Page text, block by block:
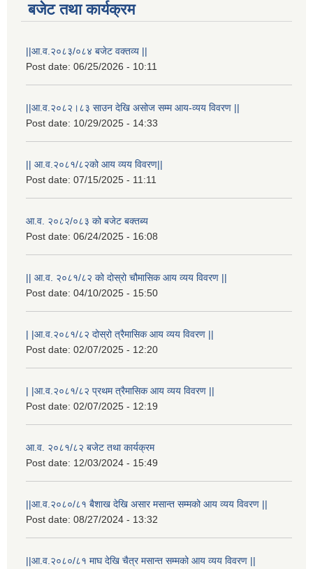
बजेट तथा कार्यक्रम
||आ.व.२०८३/०८४ बजेट वक्तव्य ||
Post date: 06/25/2026 - 10:11
||आ.व.२०८२।८३ साउन देखि असोज सम्म आय-व्यय विवरण ||
Post date: 10/29/2025 - 14:33
|| आ.व.२०८१/८२को आय व्यय विवरण||
Post date: 07/15/2025 - 11:11
आ.व. २०८२/०८३ को बजेट बक्तब्य
Post date: 06/24/2025 - 16:08
|| आ.व. २०८१/८२ को दोस्रो चौमासिक आय व्यय विवरण ||
Post date: 04/10/2025 - 15:50
| |आ.व.२०८१/८२ दोस्रो त्रैमासिक आय व्यय विवरण ||
Post date: 02/07/2025 - 12:20
| |आ.व.२०८१/८२ प्रथम त्रैमासिक आय व्यय विवरण ||
Post date: 02/07/2025 - 12:19
आ.व. २०८१/८२ बजेट तथा कार्यक्रम
Post date: 12/03/2024 - 15:49
||आ.व.२०८०/८१ बैशाख देखि असार मसान्त सम्मको आय व्यय विवरण ||
Post date: 08/27/2024 - 13:32
||आ.व.२०८०/८१ माघ देखि चैत्र मसान्त सम्मको आय व्यय विवरण ||